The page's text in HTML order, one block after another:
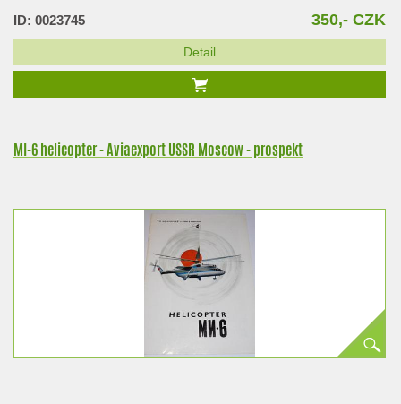
ID: 0023745 350,- CZK
Detail
MI-6 helicopter - Aviaexport USSR Moscow - prospekt